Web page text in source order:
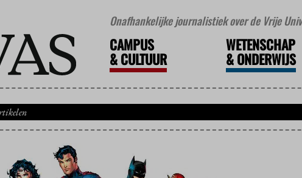
Onafhankelijke journalistiek over de Vrije
CAMPUS
&CULTUUR
WETENSCHAP
&ONDERWIJS